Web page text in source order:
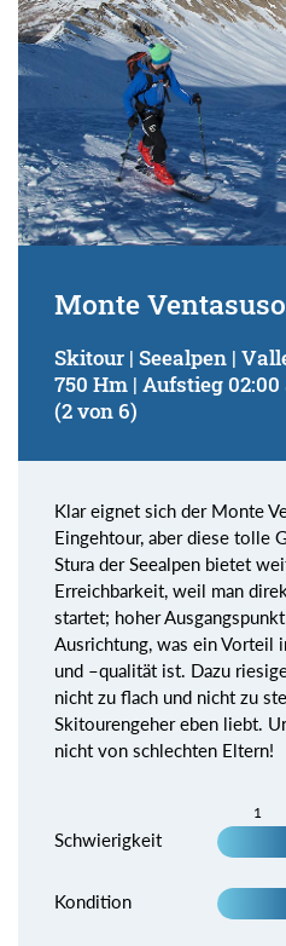
Monte
Skitour | Seealpen |
750 Hm | Aufstieg
(2 von 6)
Klar eignet sich der Monte
Eingehtour, aber diese tolle
Stura der Seealpen bietet
Erreichbarkeit, weil man
startet; hoher
Ausrichtung, was ein Vorteil
und –qualität ist. Dazu
nicht zu flach und nicht zu
Skitourengeher eben liebt.
nicht von schlechten Eltern!
1
Schwierigkeit
Kondition